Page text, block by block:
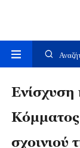
Ενίσχυση
Κόμματος
σχοινιού